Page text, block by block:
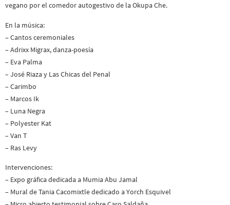
vegano por el comedor autogestivo de la Okupa Che.
En la música:
– Cantos ceremoniales
– ⁠Adrixx Migrax, danza-poesía
– Eva Palma
– ⁠José Riaza y Las Chicas del Penal
– ⁠Carimbo
– ⁠Marcos Ik
– ⁠Luna Negra
– ⁠Polyester Kat
– ⁠Van T
– ⁠Ras Levy
Intervenciones:
– Expo gráfica dedicada a Mumia Abu Jamal
– Mural de Tania Cacomixtle dedicado a Yorch Esquivel